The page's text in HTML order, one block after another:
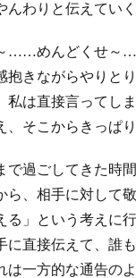
んわりと伝えてい
……めんどくせ～
抱きながらやりと
私は直接言ってし
、そこからきっぱ
で過ごしてきた時
ら、相手に対して
る」という考えに
に直接伝えて、誰
は一方的な通告の